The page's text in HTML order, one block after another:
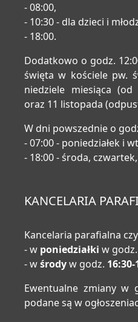
- 08:00,
- 10:30 - dla dzieci i
- 18:00.
Dodatkowo o godz.
święta w kościele pw.
niedziele miesiąca
oraz 11 listopada
W dni powszednie o
- 07:00 - poniedziałek i
- 18:00 - środa,
KANCELARIA
Kancelaria parafialna
- w poniedziałki w godz.
- wśrodyw godz.
Ewentualne zmiany w
podane są w